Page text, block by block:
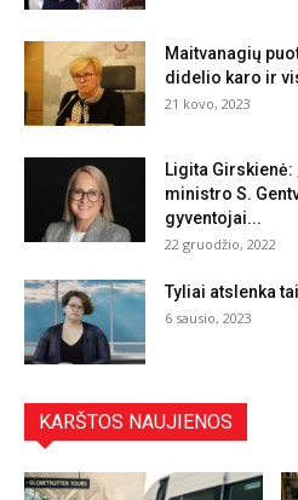
Maitvanagių
didelio karo ir
21 kovo, 2023
Ligita Girskienė:
ministro S.
gyventojai...
22 gruodžio, 2022
Tyliai atslenka
6 sausio, 2023
KARŠTOS NAUJIENOS